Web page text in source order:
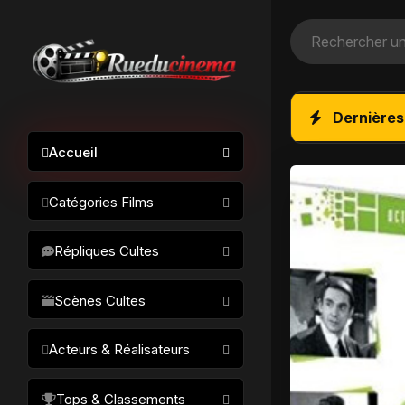
Accueil
Catégories Films
Science-fiction
Drame / Thriller
Comédie/humour
Horreur
Fantastique
Répliques Cultes
Scènes Cultes
Acteurs & Réalisateurs
Tops & Classements